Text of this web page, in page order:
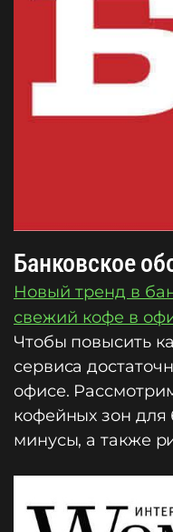
Банковское
Новый тренд в
свежий кофе в
Чтобы повысить
сервиса
офисе.
кофейных зон
минусы, а также